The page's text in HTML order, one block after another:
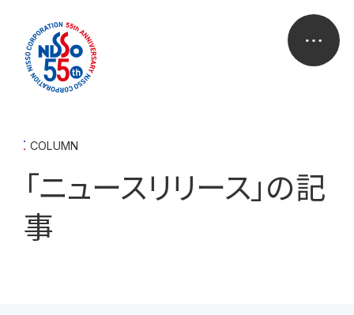
「ニュースリリース」の記
事
COLUMN